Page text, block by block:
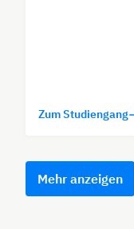
Zum Studiengang
Mehr anzeigen